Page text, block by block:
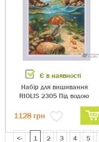
Є в наявності
Набір для вишивання
RIOLIS 2305 Під водою
1128грн
<- 1 2 3 4 5